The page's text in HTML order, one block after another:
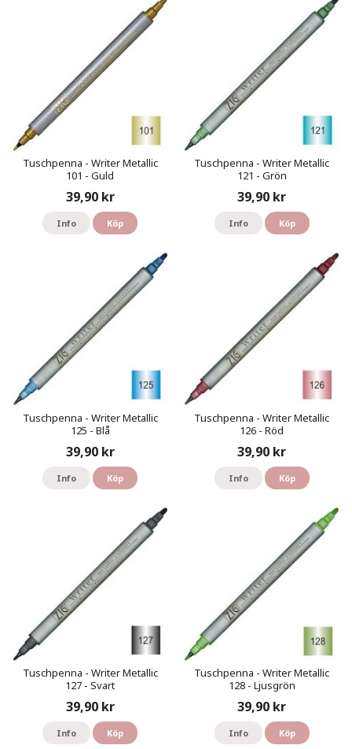
Tuschpenna - Writer Metallic
101 - Guld
39,90 kr
Info Köp
Tuschpenna - Writer Metallic
121 - Grön
39,90 kr
Info Köp
Tuschpenna - Writer Metallic
125 - Blå
39,90 kr
Info Köp
Tuschpenna - Writer Metallic
126 - Röd
39,90 kr
Info Köp
Tuschpenna - Writer Metallic
127 - Svart
39,90 kr
Info Köp
Tuschpenna - Writer Metallic
128 - Ljusgrön
39,90 kr
Info Köp